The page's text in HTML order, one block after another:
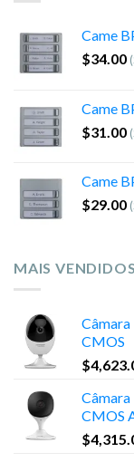
Came
$34.00
Came
$31.00
Came
$29.00
MAIS VENDIDOS
CMOS
$
CMOS
$